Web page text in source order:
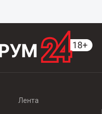
Лента